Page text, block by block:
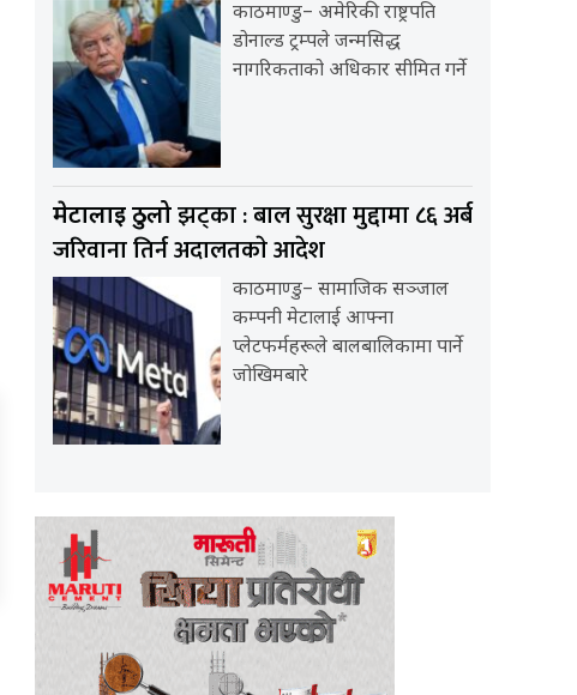
काठमाण्डु– अमेरिकी राष्ट्रपति
डोनाल्ड ट्रम्पले जन्मसिद्ध
नागरिकताको अधिकार सीमित गर्ने
मेटालाई ठुलोझट्का : बाल सुरक्षा मुद्दामा ८६ अर्ब
जरिवाना तिर्न अदालतकाे आदेश
काठमाण्डु– सामाजिक सञ्जाल
कम्पनी मेटालाई आफ्ना
प्लेटफर्महरूले बालबालिकामा पार्ने
जोखिमबारे